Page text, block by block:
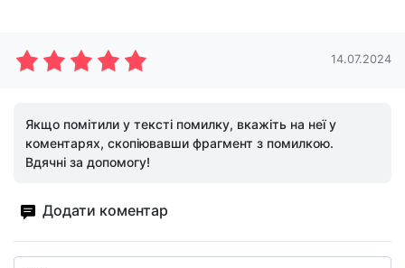
14.07.2024
Якщо помітили у тексті помилку, вкажіть на неї у
коментарях, скопіювавши фрагмент з помилкою.
Вдячні за допомогу!
Додати коментар